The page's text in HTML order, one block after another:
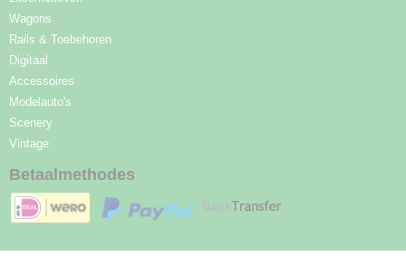
Wagons
Rails & Toebehoren
Digitaal
Accessoires
Modelauto's
Scenery
Vintage
Betaalmethodes